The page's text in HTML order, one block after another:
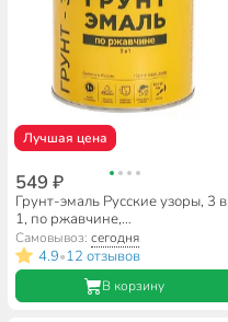
Лучшая цена
549 ₽
Грунт-эмаль Русские узоры, 3 в
1, по ржавчине,
быстросохнущая, алкидная,
белая, 0.9 кг
Самовывоз:сегодня
4.9•12 отзывов
В корзину